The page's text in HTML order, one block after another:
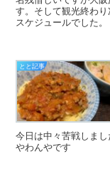
す。そして観光終わ
スケジュールでした。
とと記事
今日は中々苦戦しま
やわんやです